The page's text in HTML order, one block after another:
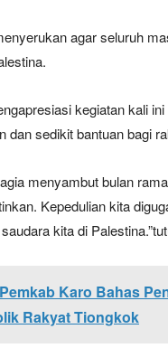
agar seluruh
kegiatan kali
dan sedikit bantuan bagi
menyambut bulan
Kepedulian kita
kita di
Pemkab Karo Bahas
Rakyat Tiongkok